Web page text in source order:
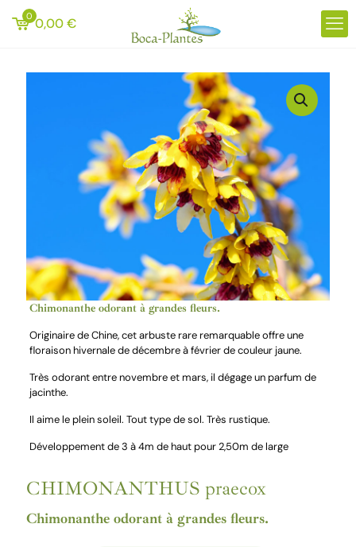
0 0,00€
Chimonanthe odorant à grandes fleurs.
Originaire de Chine, cet arbuste rare remarquable offre une
floraison hivernale de décembre à février de couleur jaune.
Très odorant entre novembre et mars, il dégage un parfum de
jacinthe.
Il aime le plein soleil. Tout type de sol. Très rustique.
Développement de 3 à 4m de haut pour 2,50m de large
CHIMONANTHUS praecox
Chimonanthe odorant à grandes fleurs.